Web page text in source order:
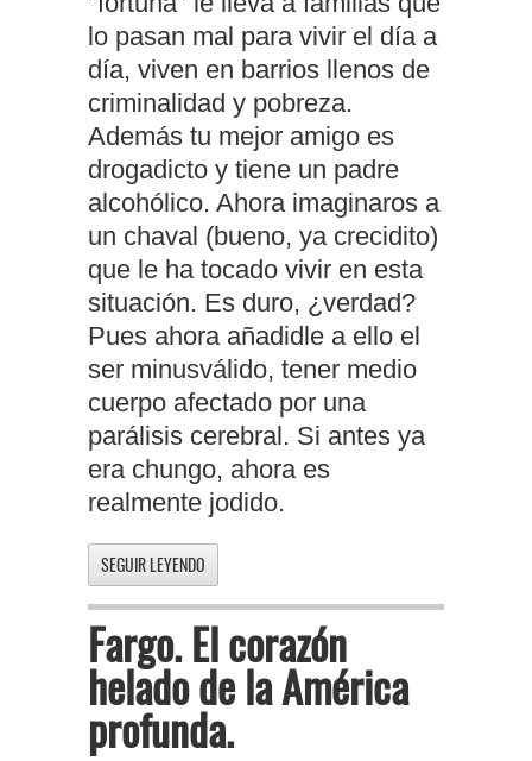
lo pasan mal para vivir el día a
día, viven en barrios llenos de
criminalidad y pobreza.
Además tu mejor amigo es
drogadicto y tiene un padre
alcohólico. Ahora imaginaros a
un chaval (bueno, ya crecidito)
que le ha tocado vivir en esta
situación. Es duro, ¿verdad?
Pues ahora añadidle a ello el
ser minusválido, tener medio
cuerpo afectado por una
parálisis cerebral. Si antes ya
era chungo, ahora es
realmente jodido.
SEGUIR LEYENDO
Fargo. El corazón
helado de la América
profunda.